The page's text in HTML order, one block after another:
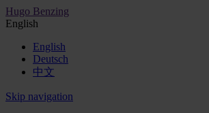
Hugo Benzing
English
English
Deutsch
中文
Skip navigation